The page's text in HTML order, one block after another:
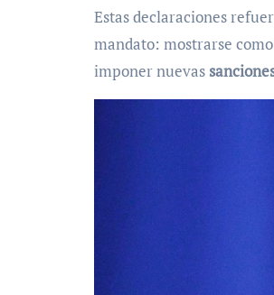
Estas declaraciones
mandato: mostrarse
imponer nuevas